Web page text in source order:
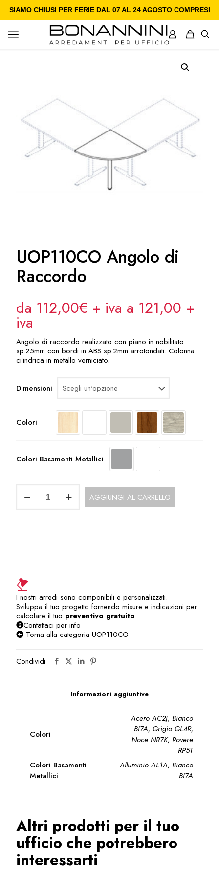
SIAMO CHIUSI PER FERIE DAL 07 AL 24 AGOSTO COMPRESI
UOP110CO Angolo di
Raccordo
da 112,00€ + iva a 121,00 +
iva
Angolo di raccordo realizzato con piano in nobilitato
sp.25mm con bordi in ABS sp.2mm arrotondati. Colonna
cilindrica in metallo verniciato.
Dimensioni
Colori
Colori Basamenti Metallici
Angolo
AGGIUNGI AL CARRELLO
I nostri arredi sono componibili e personalizzati.
Sviluppa il tuo progetto fornendo misure e indicazioni per
calcolare il tuo preventivo gratuito.
Contattaci per info
Torna alla categoria UOP110CO
Condividi
Informazioni aggiuntive
Colori
Acero AC2J, Bianco
BI7A, Grigio GL4R,
Noce NR7K, Rovere
RP5T
Colori Basamenti
Metallici
Alluminio AL1A, Bianco
BI7A
Altri prodotti per il tuo
ufficio che potrebbero
interessarti